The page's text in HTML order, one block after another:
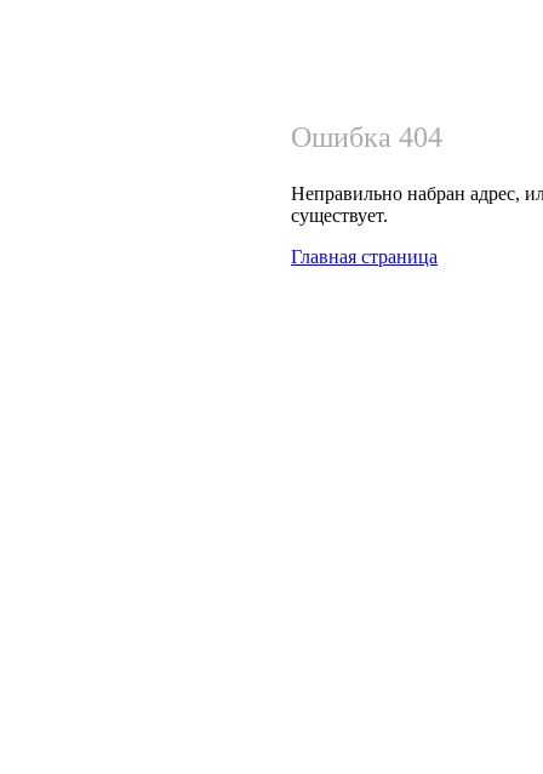
Ошибка 404
Неправильно набран адрес,
существует.
Главная страница